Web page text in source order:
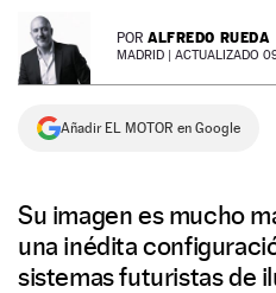
NEWSLETTER POR ALFREDO RUEDA
MADRID | ACTUALIZADO
Añadir EL MOTOR en Google
Su imagen es mucho
una inédita
sistemas futuristas de